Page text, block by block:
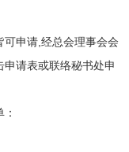
可申请,经总会理事会会
请表或联络秘书处申